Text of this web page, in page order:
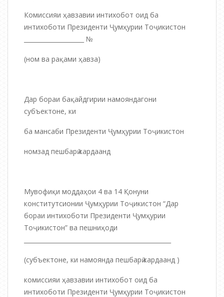
Комиссияи ҳавзавии интихобот оид ба
интихоботи Президенти Ҷумҳурии Тоҷикистон
____________________ №
(ном ва рақами ҳавза)
Дар бораи бақайдгирии намояндагони
субъектоне, ки
ба мансаби Президенти Ҷумҳурии Тоҷикистон
номзад пешбарӣ кардаанд
Мувофиқи моддаҳои 4 ва 14 Қонуни
конститутсионии Ҷумҳурии Тоҷикистон “Дар
бораи интихоботи Президенти Ҷумҳурии
Тоҷикистон” ва пешниҳоди
(субъектоне, ки намоянда пешбарӣ кардаанд )
комиссияи ҳавзавии интихобот оид ба
интихоботи Президенти Ҷумҳурии Тоҷикистон